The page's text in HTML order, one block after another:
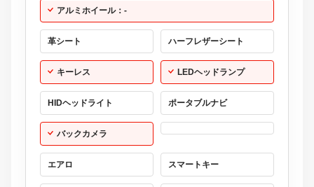
アルミホイール：-
革シート ハーフレザーシート
キーレス LEDヘッドランプ
HIDヘッドライト ポータブルナビ
バックカメラ
エアロ スマートキー